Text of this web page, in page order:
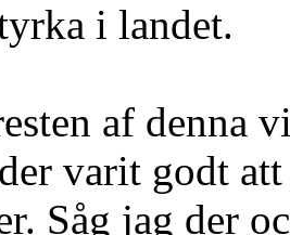
i landet.
af denna
varit godt
Såg jag der